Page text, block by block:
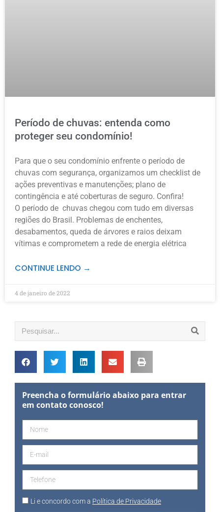
Período de chuvas: entenda como
proteger seu condomínio!
Para que o seu condomínio enfrente o período de
chuvas com segurança, organizamos um checklist de
ações preventivas e manutenções; plano de
contingência e até coberturas de seguro. Confira!
O período de chuvas chegou com tudo em diversas
regiões do Brasil. Problemas de enchentes,
desabamentos, queda de árvores e raios deixam
vítimas e comprometem a rede de energia elétrica
CONTINUE LENDO →
4 de janeiro de 2022
Preencha o formulário abaixo para entrar
em contato conosco!
Li e concordo com a Política de Privacidade